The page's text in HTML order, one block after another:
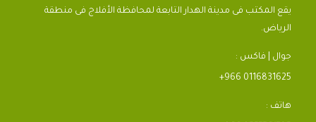
يقع المكتب فى مدينة الهدار التابعة لمحافظة الأفلاج فى منطقة
الرياض.
جوال | فاكس :
+966 0116831625
هاتف :